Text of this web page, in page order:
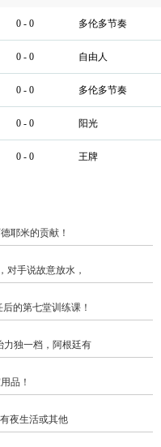
0 - 0 多伦多节奏
0 - 0 自由人
0 - 0 多伦多节奏
0 - 0 阳光
0 - 0 王牌
耶米的贡献！
对手说故意放水，
的第七堂训练课！
力独一档，阿根廷有
品！
夜生活或其他